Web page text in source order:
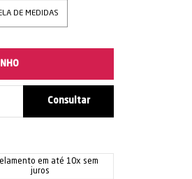
DE MEDIDAS
em até 10x sem
juros